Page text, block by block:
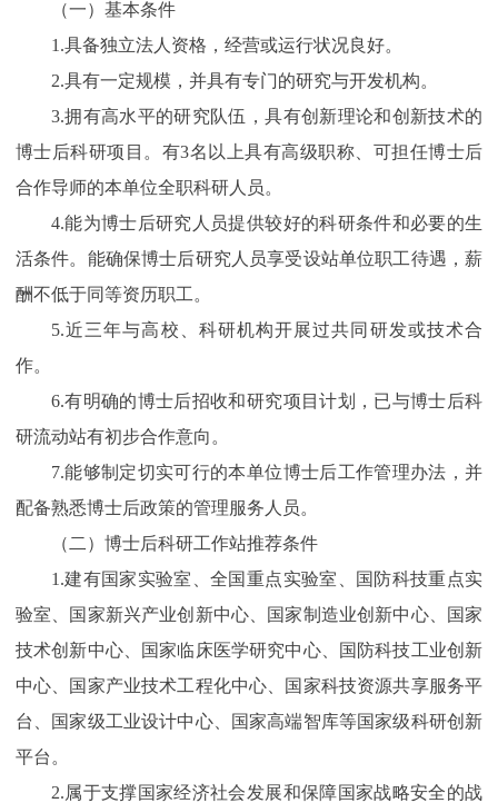
（一）基本条件
1.具备独立法人资格，经营或运行状况良好。
2.具有一定规模，并具有专门的研究与开发机构。
3.拥有高水平的研究队伍，具有创新理论和创新技术的
博士后科研项目。有3名以上具有高级职称、可担任博士后
合作导师的本单位全职科研人员。
4.能为博士后研究人员提供较好的科研条件和必要的生
活条件。能确保博士后研究人员享受设站单位职工待遇，薪
酬不低于同等资历职工。
5.近三年与高校、科研机构开展过共同研发或技术合
作。
6.有明确的博士后招收和研究项目计划，已与博士后科
研流动站有初步合作意向。
7.能够制定切实可行的本单位博士后工作管理办法，并
配备熟悉博士后政策的管理服务人员。
（二）博士后科研工作站推荐条件
1.建有国家实验室、全国重点实验室、国防科技重点实
验室、国家新兴产业创新中心、国家制造业创新中心、国家
技术创新中心、国家临床医学研究中心、国防科技工业创新
中心、国家产业技术工程化中心、国家科技资源共享服务平
台、国家级工业设计中心、国家高端智库等国家级科研创新
平台。
2.属于支撑国家经济社会发展和保障国家战略安全的战